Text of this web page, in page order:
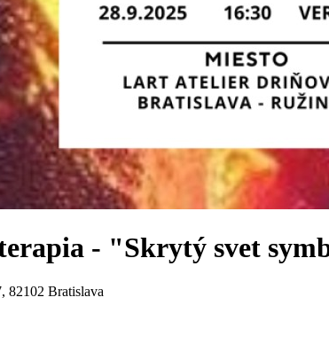
- "Skrytý svet
Bratislava